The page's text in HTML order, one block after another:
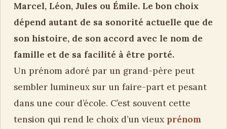
Marcel, Léon, Jules ou Émile. Le bon choix
dépend autant de sa sonorité actuelle que de
son histoire, de son accord avec le nom de
famille et de sa facilité à être porté.
Un prénom adoré par un grand-père peut
sembler lumineux sur un faire-part et pesant
dans une cour d’école. C’est souvent cette
tension qui rend le choix d’un vieux prénom